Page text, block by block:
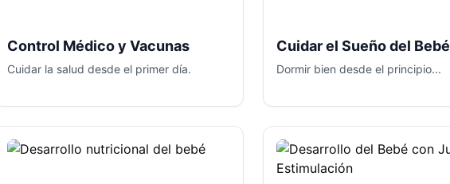
Control Médico y Vacunas
Cuidar la salud desde el primer día.
Cuidar el Sueño del Bebé
Dormir bien desde el principio...